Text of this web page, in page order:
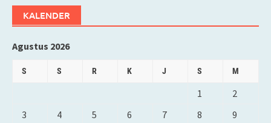
KALENDER
Agustus 2026
S S R K J S M
1
2
3
4 5 6 7 8
9